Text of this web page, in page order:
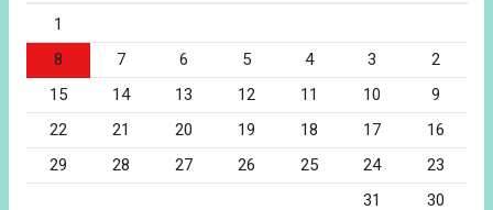
1
2
3
4
5
6
7
8
9
10
11
12
13
14
15
16
17
18
19
20
21
22
23
24
25
26
27
28
29
30
31